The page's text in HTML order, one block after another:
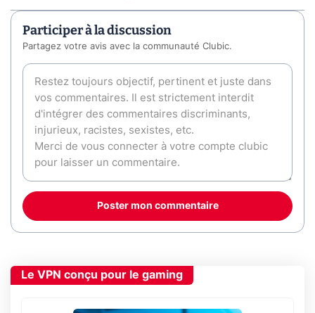
Participer à la discussion
Partagez votre avis avec la communauté Clubic.
Poster mon commentaire
Le VPN conçu pour le gaming